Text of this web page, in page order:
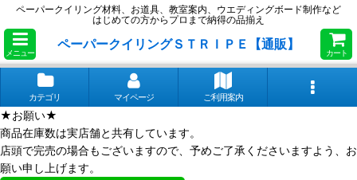
ペーパークイリング材料、お道具、教室案内、ウエディングボード制作など
はじめての方からプロまで納得の品揃え
メニュー
ペーパークイリングＳＴＲＩＰＥ【通販】
カート
カテゴリ マイページ ご利用案内
★お願い★
商品在庫数は実店舗と共有しています。
店頭で完売の場合もございますので、予めご了承くださいますよう、お
願い申し上げます。